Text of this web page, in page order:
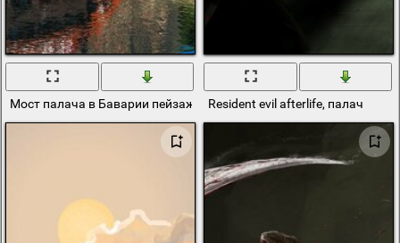
Мост палача в Баварии пейзаж Resident evil afterlife, палач